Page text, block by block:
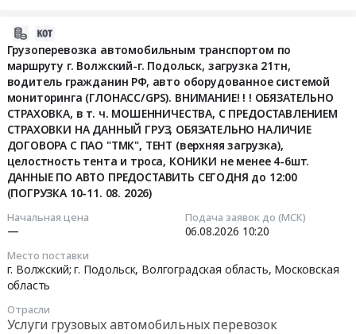
100 GPS).
Грузоперевозка автомобильным транспортом по
маршруту г. Волжский-г. Подольск, загрузка 21тн,
водитель гражданин РФ, авто оборудованное системой
мониторинга (ГЛОНАСС/GPS). ВНИМАНИЕ! ! ! ОБЯЗАТЕЛЬНО
СТРАХОВКА, в т. ч. МОШЕННИЧЕСТВА, С ПРЕДОСТАВЛЕНИЕМ
СТРАХОВКИ НА ДАННЫЙ ГРУЗ, ОБЯЗАТЕЛЬНО НАЛИЧИЕ
ДОГОВОРА С ПАО "ТМК", ТЕНТ (верхняя загрузка),
целостность тента и троса, КОНИКИ не менее 4-6шт.
ДАННЫЕ ПО АВТО ПРЕДОСТАВИТЬ СЕГОДНЯ до 12:00
(ПОГРУЗКА 10-11. 08. 2026)
Начальная цена
—
Подача заявок до (МСК)
06.08.2026 10:20
Место поставки
г. Волжский; г. Подольск, Волгоградская область, Московская
область
Отрасли
Услуги грузовых автомобильных перевозок